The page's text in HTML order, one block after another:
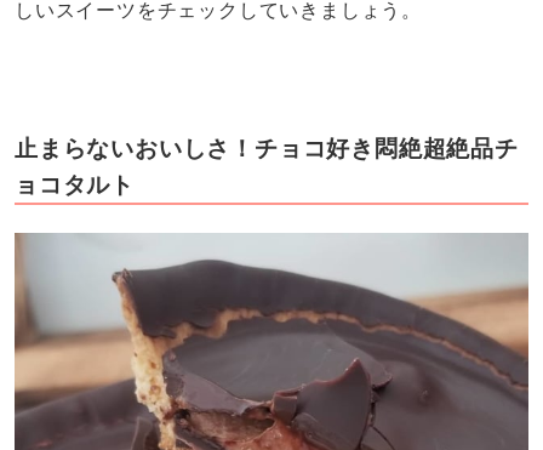
しいスイーツをチェックしていきましょう。
止まらないおいしさ！チョコ好き悶絶超絶品チ
ョコタルト